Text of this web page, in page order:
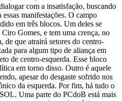
com a insatisfação, buscando
manifestações. O campo
em três blocos. Um deles se
Gomes, e tem uma crença, no
de que atrairá setores do centro-
para algum tipo de aliança em
de centro-esquerda. Esse bloco
em torno disso. Outro é aquele
apesar do desgaste sofrido nos
da esquerda. Por fim, há tudo o
Uma parte do PCdoB está mais